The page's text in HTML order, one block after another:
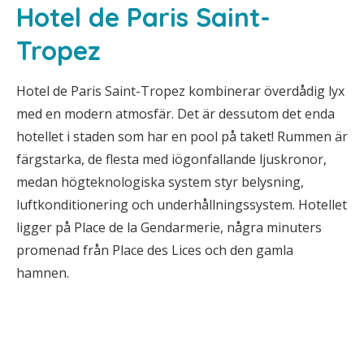
Hotel de Paris Saint-
Tropez
Hotel de Paris Saint-Tropez kombinerar överdådig lyx
med en modern atmosfär. Det är dessutom det enda
hotellet i staden som har en pool på taket! Rummen är
färgstarka, de flesta med iögonfallande ljuskronor,
medan högteknologiska system styr belysning,
luftkonditionering och underhållningssystem. Hotellet
ligger på Place de la Gendarmerie, några minuters
promenad från Place des Lices och den gamla
hamnen.